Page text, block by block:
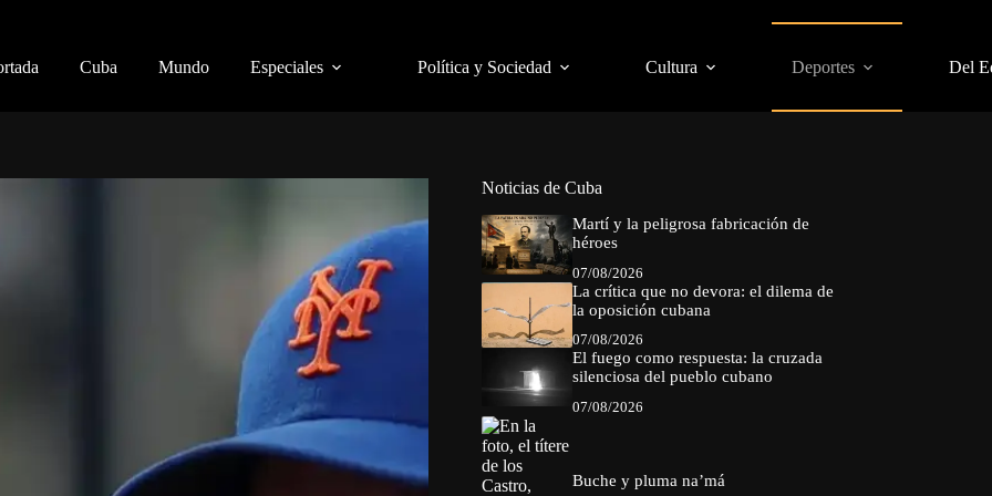
Cuba Mundo Especiales Política y Sociedad Cultura Deportes Del
Noticias de Cuba
Martí y la peligrosa fabricación de
héroes
07/08/2026
La crítica que no devora: el dilema de
la oposición cubana
07/08/2026
El fuego como respuesta: la cruzada
silenciosa del pueblo cubano
07/08/2026
Buche y pluma na’má